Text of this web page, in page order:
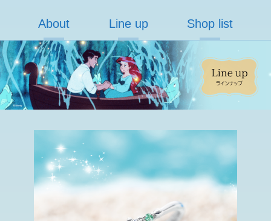
About Line up Shop list